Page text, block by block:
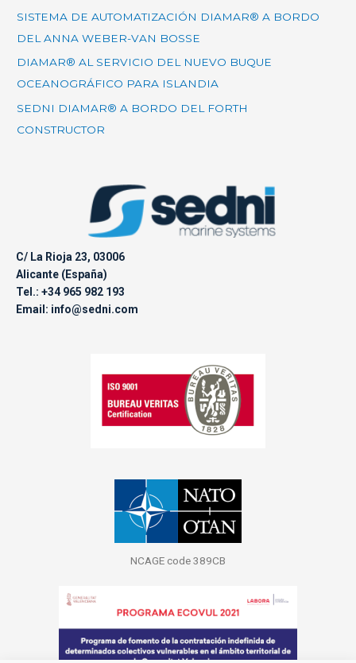
SISTEMA DE AUTOMATIZACIÓN DIAMAR® A BORDO
DEL ANNA WEBER-VAN BOSSE
DIAMAR® AL SERVICIO DEL NUEVO BUQUE
OCEANOGRÁFICO PARA ISLANDIA
SEDNI DIAMAR® A BORDO DEL FORTH
CONSTRUCTOR
C/ La Rioja 23, 03006
Alicante (España)
Tel.: +34 965 982 193
Email: info@sedni.com
NCAGE code 389CB